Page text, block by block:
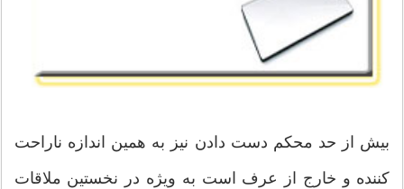
بیش از حد محکم دست دادن نیز به همین اندازه ناراحت
کننده و خارج از عرف است به ویژه در نخستین ملاقات